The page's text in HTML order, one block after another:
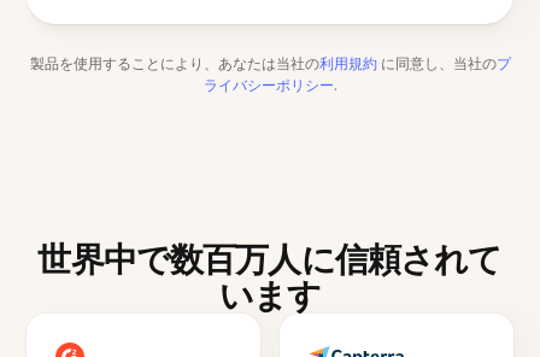
製品を使用することにより、あなたは当社の利用規約 に同意し、当社のプ
ライバシーポリシー.
世界中で数百万人に信頼されて
います